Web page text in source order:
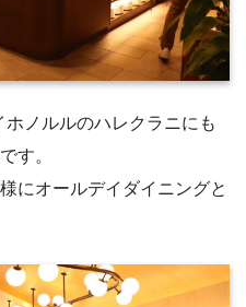
ノルルのハレクラニにも
す。
にオールデイダイニングと